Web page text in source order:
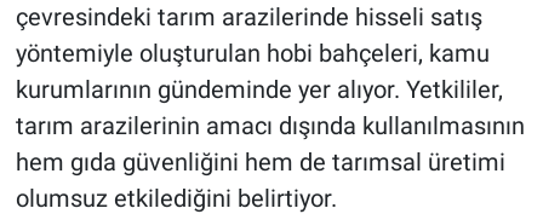
çevresindeki tarım arazilerinde hisseli satış
yöntemiyle oluşturulan hobi bahçeleri, kamu
kurumlarının gündeminde yer alıyor. Yetkililer,
tarım arazilerinin amacı dışında kullanılmasının
hem gıda güvenliğini hem de tarımsal üretimi
olumsuz etkilediğini belirtiyor.